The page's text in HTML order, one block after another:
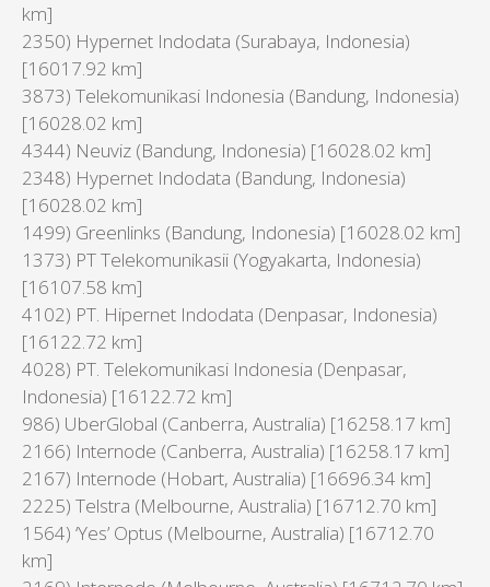
km]
2350) Hypernet Indodata (Surabaya, Indonesia)
[16017.92 km]
3873) Telekomunikasi Indonesia (Bandung, Indonesia)
[16028.02 km]
4344) Neuviz (Bandung, Indonesia) [16028.02 km]
2348) Hypernet Indodata (Bandung, Indonesia)
[16028.02 km]
1499) Greenlinks (Bandung, Indonesia) [16028.02 km]
1373) PT Telekomunikasii (Yogyakarta, Indonesia)
[16107.58 km]
4102) PT. Hipernet Indodata (Denpasar, Indonesia)
[16122.72 km]
4028) PT. Telekomunikasi Indonesia (Denpasar,
Indonesia) [16122.72 km]
986) UberGlobal (Canberra, Australia) [16258.17 km]
2166) Internode (Canberra, Australia) [16258.17 km]
2167) Internode (Hobart, Australia) [16696.34 km]
2225) Telstra (Melbourne, Australia) [16712.70 km]
1564) ‘Yes’ Optus (Melbourne, Australia) [16712.70
km]